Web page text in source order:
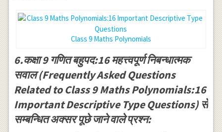
Class 9 Maths Polynomials
6.कक्षा 9 गणित बहुपद:16 महत्त्वपूर्ण निबन्धात्मक
सवाल (Frequently Asked Questions
Related to Class 9 Maths Polynomials:16
Important Descriptive Type Questions) से
सम्बन्धित अक्सर पूछे जाने वाले प्रश्न: